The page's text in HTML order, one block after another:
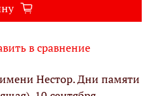
в сравнение
Нестор. Дни памяти